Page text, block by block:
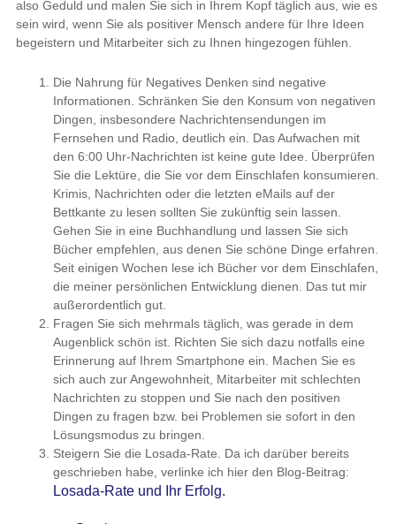
also Geduld und malen Sie sich in Ihrem Kopf täglich aus, wie es
sein wird, wenn Sie als positiver Mensch andere für Ihre Ideen
begeistern und Mitarbeiter sich zu Ihnen hingezogen fühlen.
Die Nahrung für Negatives Denken sind negative
Informationen. Schränken Sie den Konsum von negativen
Dingen, insbesondere Nachrichtensendungen im
Fernsehen und Radio, deutlich ein. Das Aufwachen mit
den 6:00 Uhr-Nachrichten ist keine gute Idee. Überprüfen
Sie die Lektüre, die Sie vor dem Einschlafen konsumieren.
Krimis, Nachrichten oder die letzten eMails auf der
Bettkante zu lesen sollten Sie zukünftig sein lassen.
Gehen Sie in eine Buchhandlung und lassen Sie sich
Bücher empfehlen, aus denen Sie schöne Dinge erfahren.
Seit einigen Wochen lese ich Bücher vor dem Einschlafen,
die meiner persönlichen Entwicklung dienen. Das tut mir
außerordentlich gut.
Fragen Sie sich mehrmals täglich, was gerade in dem
Augenblick schön ist. Richten Sie sich dazu notfalls eine
Erinnerung auf Ihrem Smartphone ein. Machen Sie es
sich auch zur Angewohnheit, Mitarbeiter mit schlechten
Nachrichten zu stoppen und Sie nach den positiven
Dingen zu fragen bzw. bei Problemen sie sofort in den
Lösungsmodus zu bringen.
Steigern Sie die Losada-Rate. Da ich darüber bereits
geschrieben habe, verlinke ich hier den Blog-Beitrag:
Losada-Rate und Ihr Erfolg.